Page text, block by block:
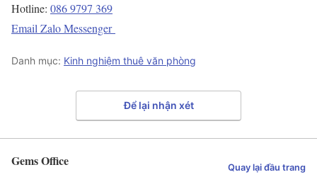
Hotline: 086 9797 369
Email ZaloMessenger
Danh mục: Kinh nghiệm thuê văn phòng
Để lại nhận xét
Gems Office Quay lại đầu trang